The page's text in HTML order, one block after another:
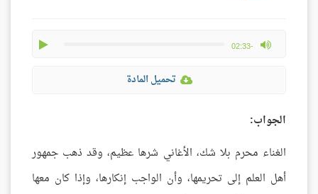
-02:33
max volume
تحميل المادة
الجواب:
الغناء محرم بلا شك، الأغاني شرها عظيم، وقد ذهب جمهور
أهل العلم إلى تحريمها، وأن الواجب إنكارها، وإذا كان معها